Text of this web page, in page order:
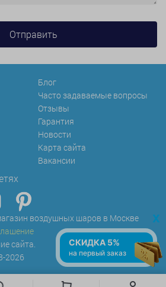
Блог
Часто задаваемые вопросы
Отзывы
Гарантия
Новости
Карта сайта
Вакансии
воздушных шаров в Москве
сайта.
2026
x
СКИДКА 5%
на первый заказ